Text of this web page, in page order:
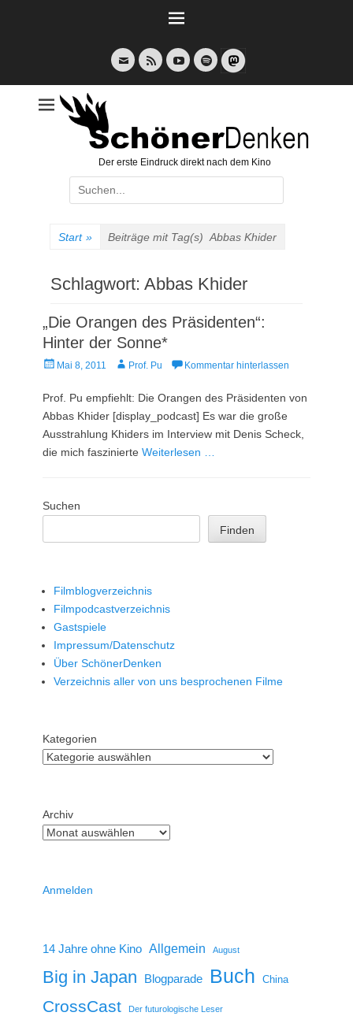
E-
Mail
Feed YouTubeSpotify
Der erste Eindruck direkt nach dem Kino
Suche
nach:
Start » Beiträge mit Tag(s) Abbas Khider
Schlagwort: Abbas Khider
„Die Orangen des Präsidenten“:
Hinter der Sonne*
Veröffentlicht
Mai 8, 2011 AutorProf. Pu Kommentar hinterlassen
Prof. Pu empfiehlt: Die Orangen des Präsidenten von
Abbas Khider [display_podcast] Es war die große
Ausstrahlung Khiders im Interview mit Denis Scheck,
die mich faszinierte Weiterlesen …
Suchen
Finden
Filmblogverzeichnis
Filmpodcastverzeichnis
Gastspiele
Impressum/Datenschutz
Über SchönerDenken
Verzeichnis aller von uns besprochenen Filme
Kategorien
Archiv
Anmelden
14 Jahre ohne Kino Allgemein August
Big in Japan Blogparade Buch China
CrossCast Der futurologische Leser